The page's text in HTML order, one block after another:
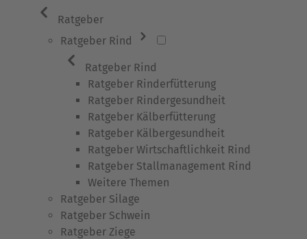
Ratgeber
Ratgeber Rind
Ratgeber Rind
Ratgeber Rinderfütterung
Ratgeber Rindergesundheit
Ratgeber Kälberfütterung
Ratgeber Kälbergesundheit
Ratgeber Wirtschaftlichkeit Rind
Ratgeber Stallmanagement Rind
Weitere Themen
Ratgeber Silage
Ratgeber Schwein
Ratgeber Ziege